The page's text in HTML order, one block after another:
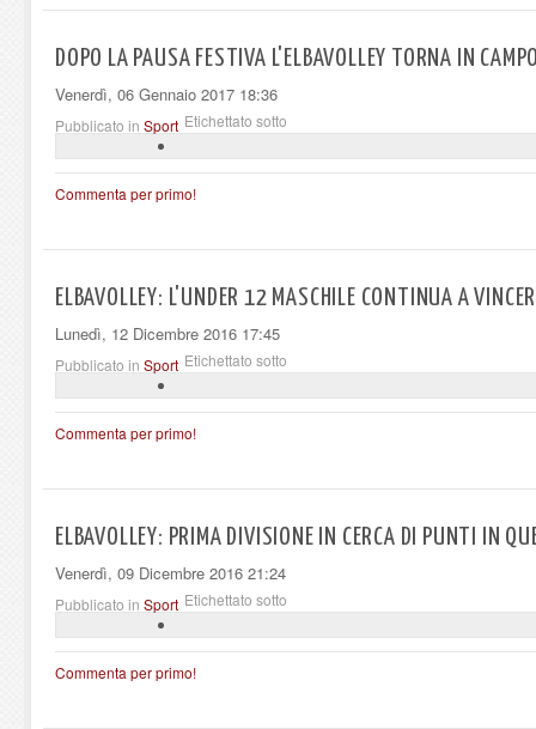
DOPO LA PAUSA FESTIVA L'ELBAVOLLEY TORNA IN
Venerdì, 06 Gennaio 2017 18:36
Pubblicato in Sport Etichettato sotto
Commenta per primo!
ELBAVOLLEY: L'UNDER 12 MASCHILE CONTINUA A
Lunedì, 12 Dicembre 2016 17:45
Pubblicato in Sport Etichettato sotto
Commenta per primo!
ELBAVOLLEY: PRIMA DIVISIONE IN CERCA DI PUNTI IN
Venerdì, 09 Dicembre 2016 21:24
Pubblicato in Sport Etichettato sotto
Commenta per primo!